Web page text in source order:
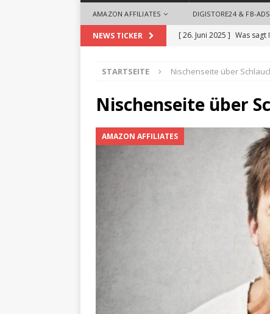
AMAZON AFFILIATES DIGISTORE24 & FB-ADS
NEWS TICKER [ 26. Juni 2025 ] Was sagt
ALLGEMEIN
[ 18. September 2024 ]
Die
[ 28. Oktober 2025 ] Zeit
Headhuntern profitieren
STARTSEITE Nischenseite über
Nischenseite über
AMAZON AFFILIATES